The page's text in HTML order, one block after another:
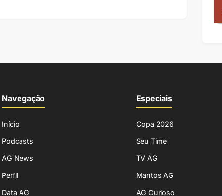
Navegação
Início
Podcasts
AG News
Perfil
Data AG
Especiais
Copa 2026
Seu Time
TV AG
Mantos AG
AG Curioso